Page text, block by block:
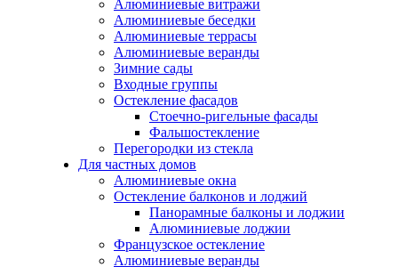
Алюминиевые витражи
Алюминиевые беседки
Алюминиевые террасы
Алюминиевые веранды
Зимние сады
Входные группы
Остекление фасадов
Стоечно-ригельные фасады
Фальшостекление
Перегородки из стекла
Для частных домов
Алюминиевые окна
Остекление балконов и лоджий
Панорамные балконы и лоджии
Алюминиевые лоджии
Французское остекление
Алюминиевые веранды